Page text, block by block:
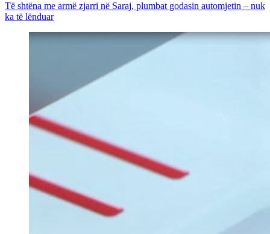
Të shtëna me armë zjarri në Saraj, plumbat godasin automjetin – nuk
ka të lënduar